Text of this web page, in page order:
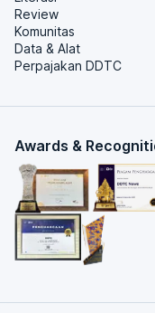
Review
Komunitas
Data & Alat
Perpajakan DDTC
Awards &